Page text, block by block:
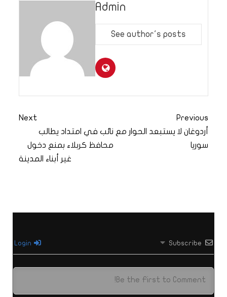
Admin
See author's posts
Previous
أردوغان لا يستبعد الحوار مع
سوريا
Next
نائب في امتداد يطالب
محافظ كربلاء بمنع دخول
غير أبناء المدينة
Subscribe